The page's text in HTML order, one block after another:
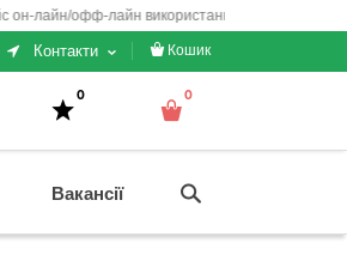
лайн/офф-лайн використання + електронні каси/
Контакти Кошик
0 0
Вакансії